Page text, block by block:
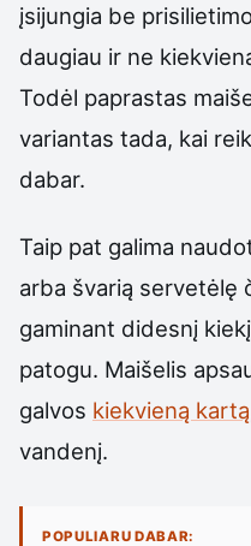
įsijungia be
daugiau ir ne
Todėl paprastas
variantas tada, kai
dabar.
Taip pat galima
arba švarią servetėlę
gaminant didesnį
patogu. Maišelis
galvos kiekvieną kartą
vandenį.
POPULIARU DABAR: